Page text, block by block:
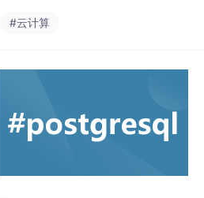
#云计算